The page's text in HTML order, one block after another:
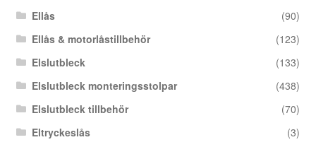
Ellås
(90)
Ellås & motorlåstillbehör
(123)
Elslutbleck
(133)
Elslutbleck monteringsstolpar
(438)
Elslutbleck tillbehör
(70)
Eltryckeslås
(3)